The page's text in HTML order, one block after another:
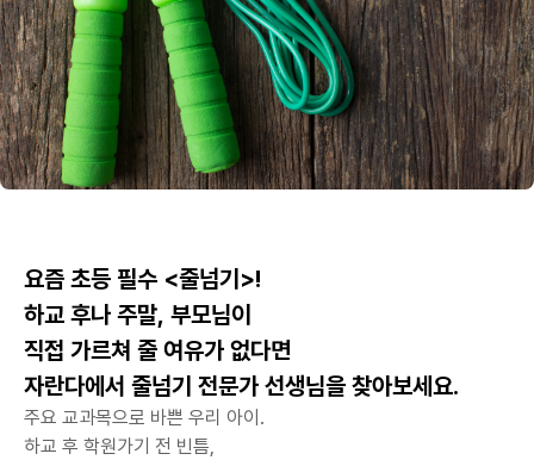
요즘 초등 필수 <줄넘기>!
하교 후나 주말, 부모님이
직접 가르쳐 줄 여유가 없다면
자란다에서 줄넘기 전문가 선생님을 찾아보세요.
주요 교과목으로 바쁜 우리 아이.
하교 후 학원가기 전 빈틈,